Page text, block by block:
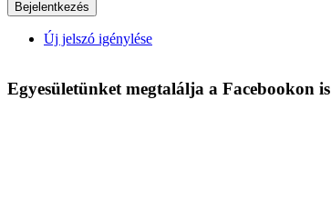
Új jelszó igénylése
Egyesületünket megtalálja a Facebookon is